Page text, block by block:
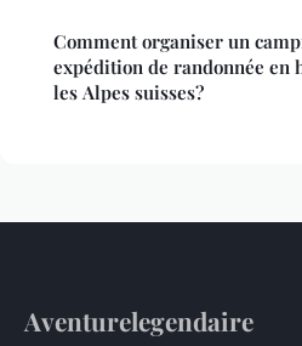
Comment organiser un
expédition de randonnée en
les Alpes suisses?
Aventurelegendaire